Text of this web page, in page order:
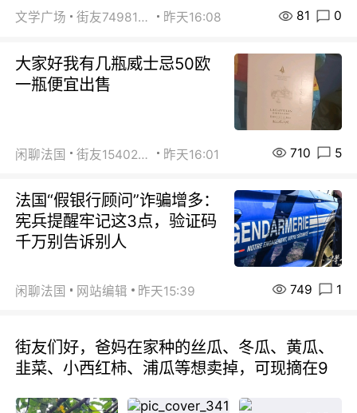
文学广场 街友74981146 昨天16:08 81 0
大家好我有几瓶威士忌50欧
一瓶便宜出售
闲聊法国 街友15402223 昨天16:01 710 5
法国“假银行顾问”诈骗增多：
宪兵提醒牢记这3点，验证码
千万别告诉别人
闲聊法国 网站编辑 昨天15:39 749 1
街友们好，爸妈在家种的丝瓜、冬瓜、黄瓜、
韭菜、小西红柿、浦瓜等想卖掉，可现摘在9